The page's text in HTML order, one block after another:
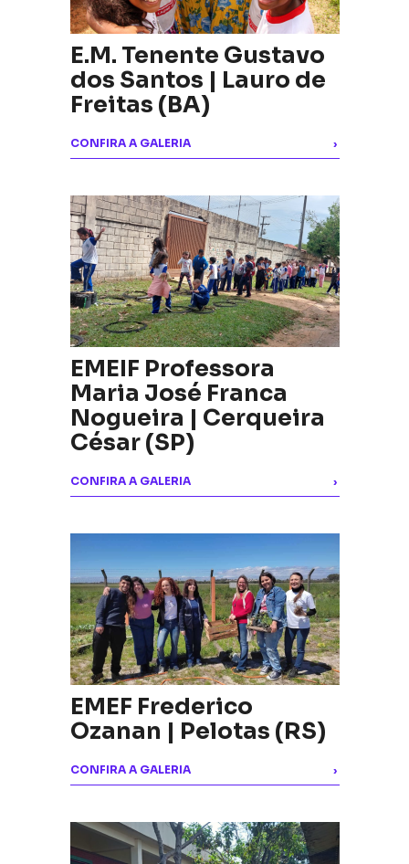
E.M. Tenente Gustavo
dos Santos | Lauro de
Freitas (BA)
CONFIRA A GALERIA ›
EMEIF Professora
Maria José Franca
Nogueira | Cerqueira
César (SP)
CONFIRA A GALERIA ›
EMEF Frederico
Ozanan | Pelotas (RS)
CONFIRA A GALERIA ›